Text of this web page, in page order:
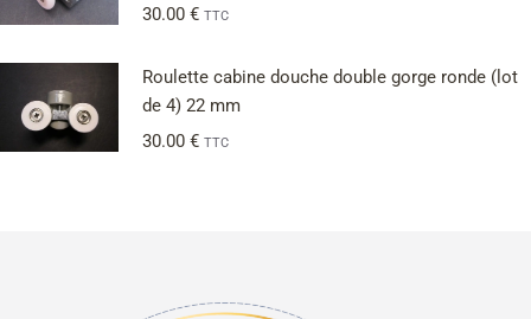
30.00 € TTC
Roulette cabine douche double gorge ronde (lot
de 4) 22 mm
30.00 € TTC